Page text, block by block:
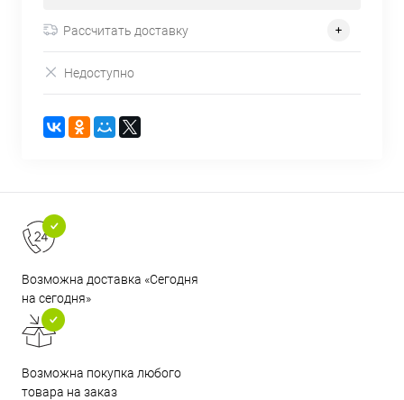
Рассчитать доставку
Недоступно
Возможна доставка «Сегодня
на сегодня»
Возможна покупка любого
товара на заказ